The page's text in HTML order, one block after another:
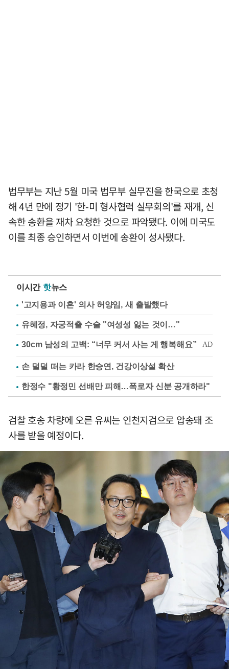
법무부는 지난 5월 미국 법무부 실무진을 한국으로 초청
해 4년 만에 정기 '한-미 형사협력 실무회의'를 재개, 신
속한 송환을 재차 요청한 것으로 파악됐다. 이에 미국도
이를 최종 승인하면서 이번에 송환이 성사됐다.
이시간 핫뉴스
'고지용과 이혼' 의사 허양임, 새 출발했다
유혜정, 자궁적출 수술 "여성성 잃는 것이…"
손 덜덜 떠는 카라 한승연, 건강이상설 확산
한정수 "황정민 선배만 피해…폭로자 신분 공개하라"
검찰 호송 차량에 오른 유씨는 인천지검으로 압송돼 조
사를 받을 예정이다.